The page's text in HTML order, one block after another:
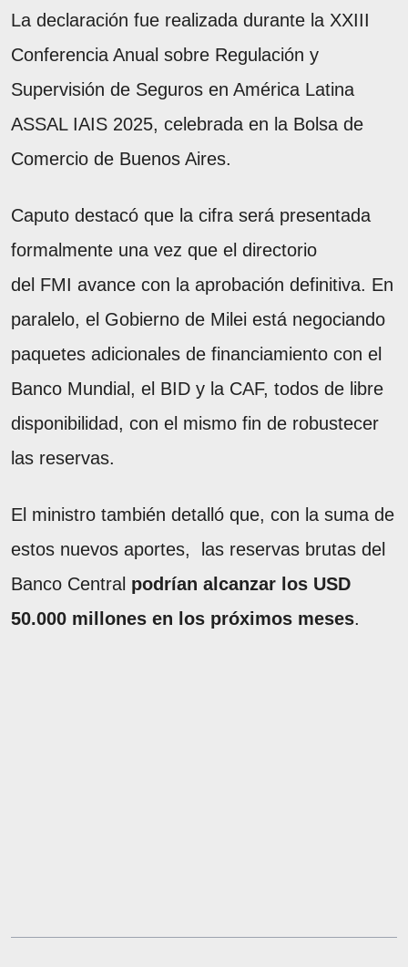
La declaración fue realizada durante la XXIII
Conferencia Anual sobre Regulación y
Supervisión de Seguros en América Latina
ASSAL IAIS 2025, celebrada en la Bolsa de
Comercio de Buenos Aires.
Caputo destacó que la cifra será presentada
formalmente una vez que el directorio
del FMI avance con la aprobación definitiva. En
paralelo, el Gobierno de Milei está negociando
paquetes adicionales de financiamiento con el
Banco Mundial, el BID y la CAF, todos de libre
disponibilidad, con el mismo fin de robustecer
las reservas.
El ministro también detalló que, con la suma de
estos nuevos aportes, las reservas brutas del
Banco Central podrían alcanzar los USD
50.000 millones en los próximos meses.